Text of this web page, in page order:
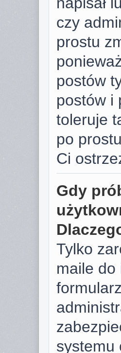
czy
prostu
postów
postów i
toleruje
po
Ci
Gdy
Tylko
maile do
systemu